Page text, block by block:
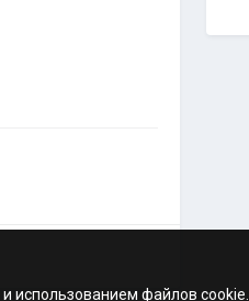
и использованием файлов cookie.